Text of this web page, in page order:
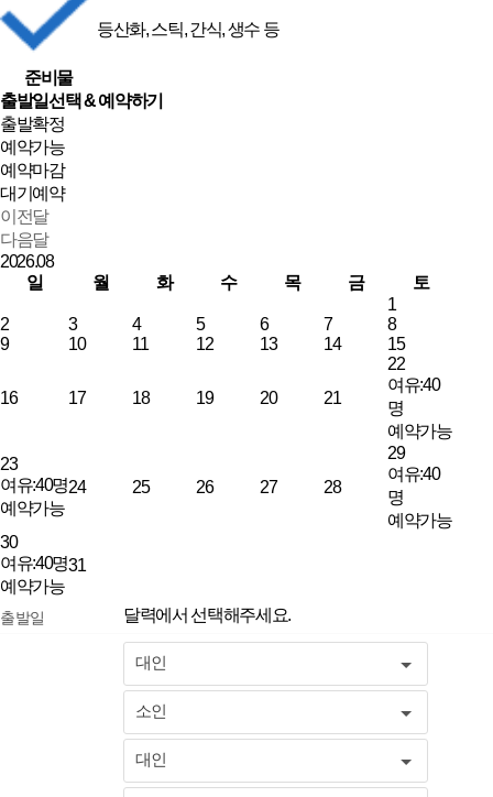
준비물
등산화, 스틱, 간식, 생수 등
출발일선택 & 예약하기
출발확정
예약가능
예약마감
대기예약
이전달
다음달
2026.08
일
월 화 수 목 금
토
1
2
3 4 5 6 7
8
9
10 11 12 13 14 15
16 17 18 19 20 21
22
여유:40
명
예약가능
23
여유:40명
예약가능
24 25 26 27 28
29
여유:40
명
예약가능
30
여유:40명
예약가능
31
출발일 달력에서 선택해주세요.
대인
소인
대인